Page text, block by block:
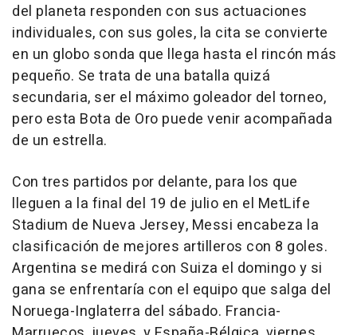
del planeta responden con sus actuaciones
individuales, con sus goles, la cita se convierte
en un globo sonda que llega hasta el rincón más
pequeño. Se trata de una batalla quizá
secundaria, ser el máximo goleador del torneo,
pero esta Bota de Oro puede venir acompañada
de un estrella.
Con tres partidos por delante, para los que
lleguen a la final del 19 de julio en el MetLife
Stadium de Nueva Jersey, Messi encabeza la
clasificación de mejores artilleros con 8 goles.
Argentina se medirá con Suiza el domingo y si
gana se enfrentaría con el equipo que salga del
Noruega-Inglaterra del sábado. Francia-